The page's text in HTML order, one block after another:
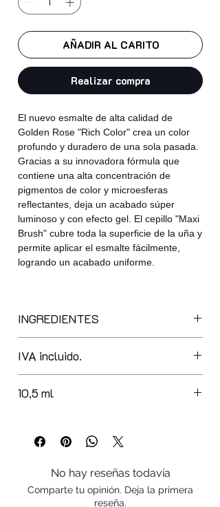
AÑADIR AL CARITO
Realizar compra
El nuevo esmalte de alta calidad de
Golden Rose "Rich Color" crea un color
profundo y duradero de una sola pasada.
Gracias a su innovadora fórmula que
contiene una alta concentración de
pigmentos de color y microesferas
reflectantes, deja un acabado súper
luminoso y con efecto gel. El cepillo "Maxi
Brush" cubre toda la superficie de la uña y
permite aplicar el esmalte fácilmente,
logrando un acabado uniforme.
INGREDIENTES
nitrocellulose, adipic acid/neopentyl
glycol/ trimellitic anhydride copolymer,
acetyl tributyl citrate, acrylates
benzophenone-1, trimethylpentanediyl
dibenzoate, polyvinyl butyral
IVA incluido.
10,5 ml
No hay reseñas todavía
Comparte tu opinión. Deja la primera
reseña.